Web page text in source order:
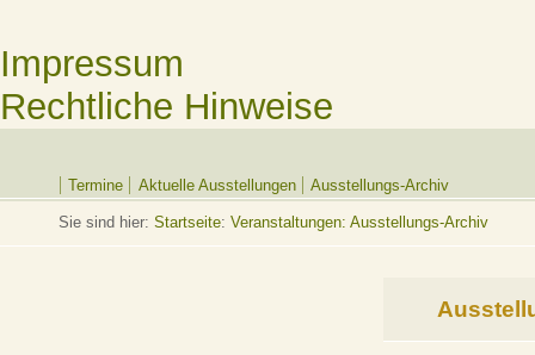
Impressum
Rechtliche Hinweise
Termine Aktuelle Ausstellungen Ausstellungs-Archiv
Sie sind hier: Startseite: Veranstaltungen: Ausstellungs-Archiv